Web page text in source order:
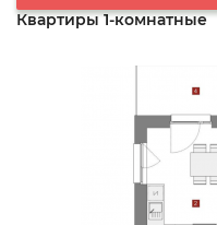
Квартиры 1-комнатные